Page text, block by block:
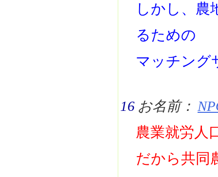
しかし、農
るための
マッチング
16 お名前：
農業就労人
だから共同